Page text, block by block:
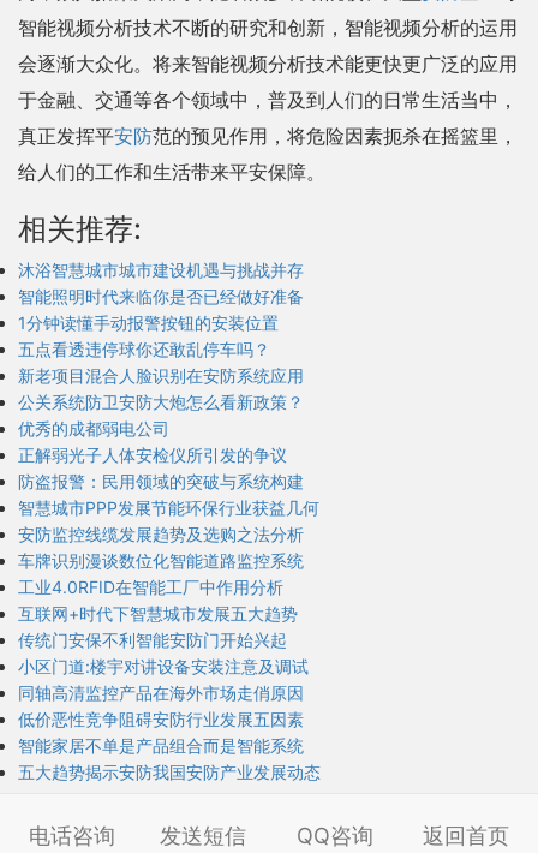
智能视频分析技术不断的研究和创新，智能视频分析的运用
会逐渐大众化。将来智能视频分析技术能更快更广泛的应用
于金融、交通等各个领域中，普及到人们的日常生活当中，
真正发挥平安防范的预见作用，将危险因素扼杀在摇篮里，
给人们的工作和生活带来平安保障。
相关推荐:
沐浴智慧城市城市建设机遇与挑战并存
智能照明时代来临你是否已经做好准备
1分钟读懂手动报警按钮的安装位置
五点看透违停球你还敢乱停车吗？
新老项目混合人脸识别在安防系统应用
公关系统防卫安防大炮怎么看新政策？
优秀的成都弱电公司
正解弱光子人体安检仪所引发的争议
防盗报警：民用领域的突破与系统构建
智慧城市PPP发展节能环保行业获益几何
安防监控线缆发展趋势及选购之法分析
车牌识别漫谈数位化智能道路监控系统
工业4.0RFID在智能工厂中作用分析
互联网+时代下智慧城市发展五大趋势
传统门安保不利智能安防门开始兴起
小区门道:楼宇对讲设备安装注意及调试
同轴高清监控产品在海外市场走俏原因
低价恶性竞争阻碍安防行业发展五因素
智能家居不单是产品组合而是智能系统
五大趋势揭示安防我国安防产业发展动态
电话咨询 发送短信 QQ咨询 返回首页